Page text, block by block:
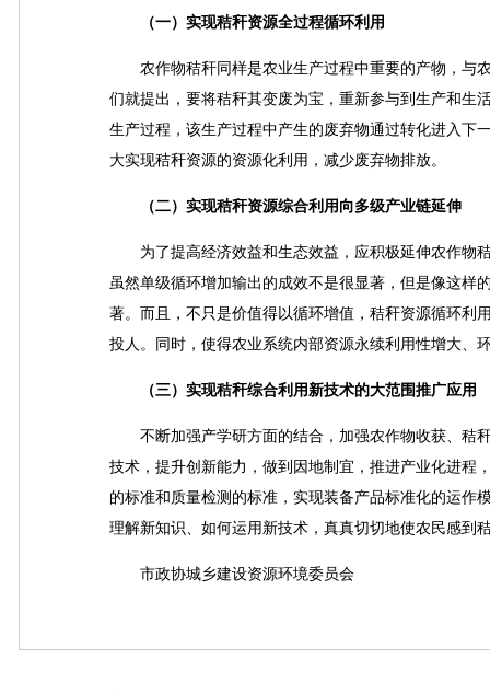
（一）实现秸秆资源全过程循环利用
农作物秸秆同样是农业生产过程中重要的产物，与
们就提出，要将秸秆其变废为宝，重新参与到生产和生
生产过程，该生产过程中产生的废弃物通过转化进入下
大实现秸秆资源的资源化利用，减少废弃物排放。
（二）实现秸秆资源综合利用向多级产业链延伸
为了提高经济效益和生态效益，应积极延伸农作物
虽然单级循环增加输出的成效不是很显著，但是像这样
著。而且，不只是价值得以循环增值，秸秆资源循环利
投人。同时，使得农业系统内部资源永续利用性增大、
（三）实现秸秆综合利用新技术的大范围推广应用
不断加强产学研方面的结合，加强农作物收获、秸
技术，提升创新能力，做到因地制宜，推进产业化进程
的标准和质量检测的标准，实现装备产品标准化的运作
理解新知识、如何运用新技术，真真切切地使农民感到
市政协城乡建设资源环境委员会